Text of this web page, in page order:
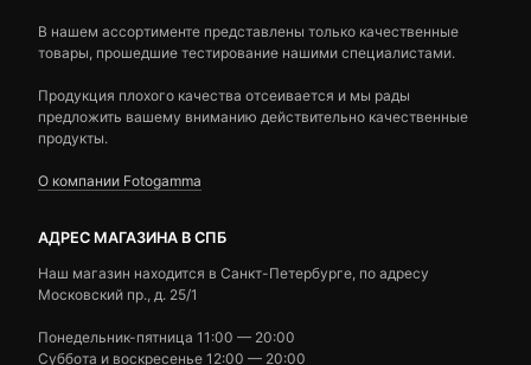
В нашем ассортименте представлены только качественные
товары, прошедшие тестирование нашими специалистами.
Продукция плохого качества отсеивается и мы рады
предложить вашему вниманию действительно качественные
продукты.
О компании Fotogamma
АДРЕС МАГАЗИНА В СПБ
Наш магазин находится в Санкт-Петербурге, по адресу
Московский пр., д. 25/1
Понедельник-пятница 11:00 — 20:00
Суббота и воскресенье 12:00 — 20:00